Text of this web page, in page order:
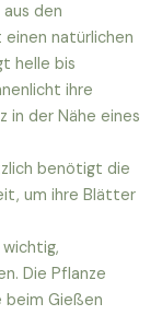
den
natürlichen
helle bis
ihre
in der Nähe eines
benötigt die
um ihre Blätter
Die Pflanze
beim Gießen